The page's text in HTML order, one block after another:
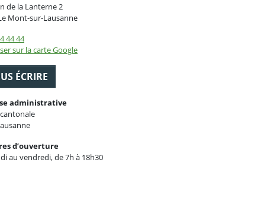
de la Lanterne 2
Mont-sur-LausanneSuisse
44 44
sur la carte Google
ÉCRIRE
administrative
d’ouverture
au vendredi, de 7h à 18h30